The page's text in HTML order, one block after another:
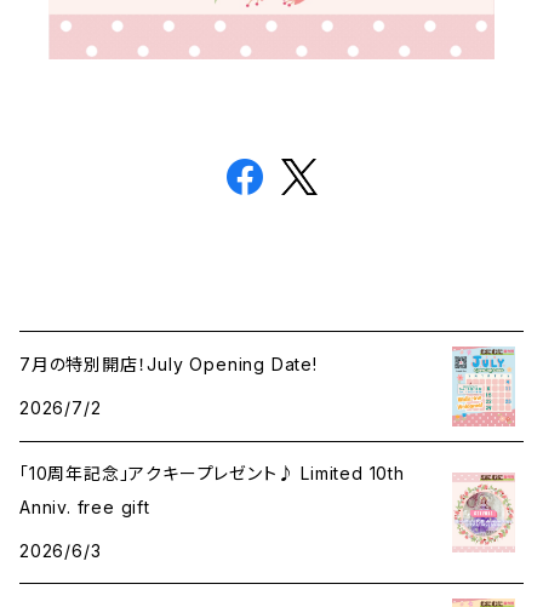
7月の特別開店！July Opening Date!
2026/7/2
「10周年記念」アクキープレゼント♪ Limited 10th
Anniv. free gift
2026/6/3